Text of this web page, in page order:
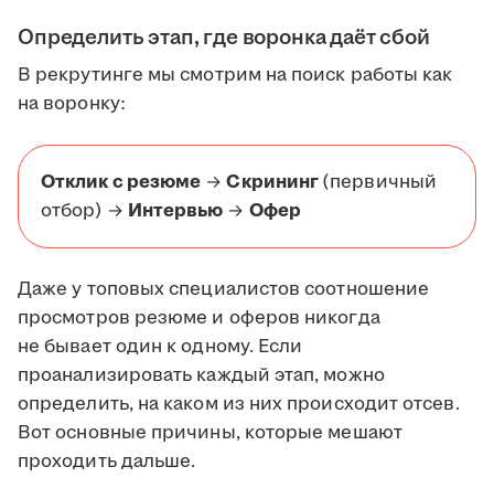
Определить этап, где воронка даёт сбой
В рекрутинге мы смотрим на поиск работы как
на воронку:
Отклик с резюме →Скрининг(первичный
отбор) → Интервью → Офер
Даже у топовых специалистов соотношение
просмотров резюме и оферов никогда
не бывает один к одному. Если
проанализировать каждый этап, можно
определить, на каком из них происходит отсев.
Вот основные причины, которые мешают
проходить дальше.